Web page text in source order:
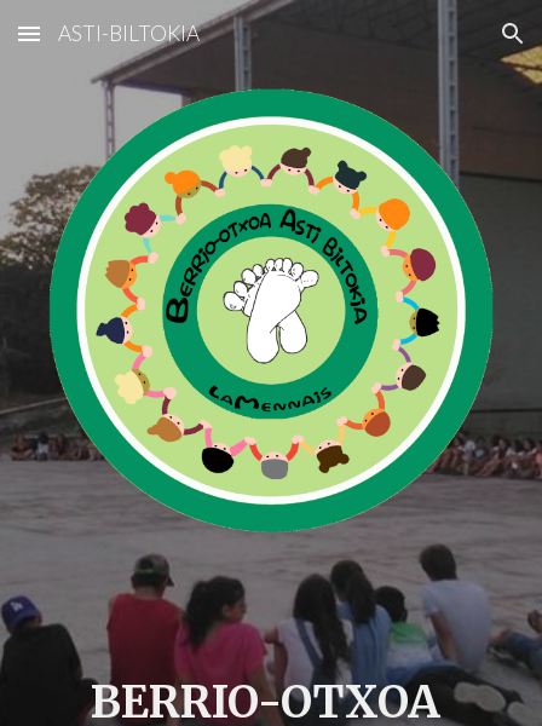
Skip to main content Skip to navigation
ASTI-BILTOKIA
BERRIO-OTXOA